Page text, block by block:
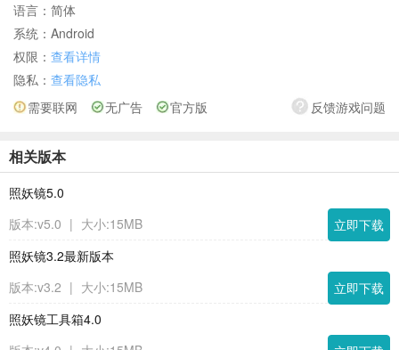
语言： 简体
系统： Android
权限： 查看详情
隐私： 查看隐私
反馈游戏问题
需要联网 无广告 官方版
相关版本
照妖镜5.0
版本:v5.0 | 大小:15MB
立即下载
照妖镜3.2最新版本
版本:v3.2 | 大小:15MB
立即下载
照妖镜工具箱4.0